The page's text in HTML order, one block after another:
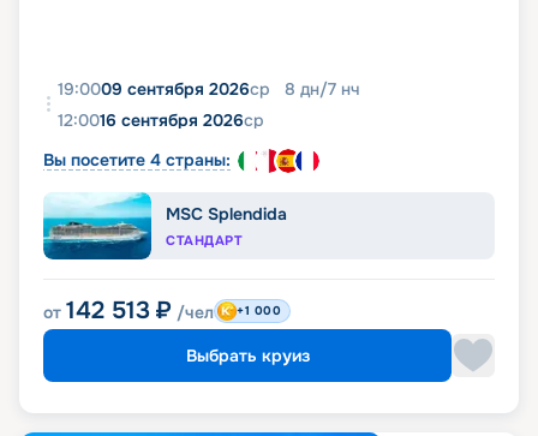
19:0009 сентября 2026ср 8 дн/7 нч
12:0016 сентября 2026ср
Вы посетите 4 страны:
MSC Splendida
СТАНДАРТ
от 142 513 ₽ /чел +1 000
Выбрать круиз